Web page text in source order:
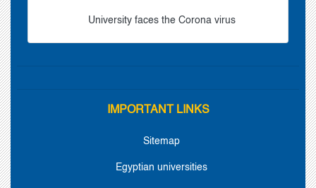
University faces the Corona virus
IMPORTANT LINKS
Sitemap
Egyptian universities